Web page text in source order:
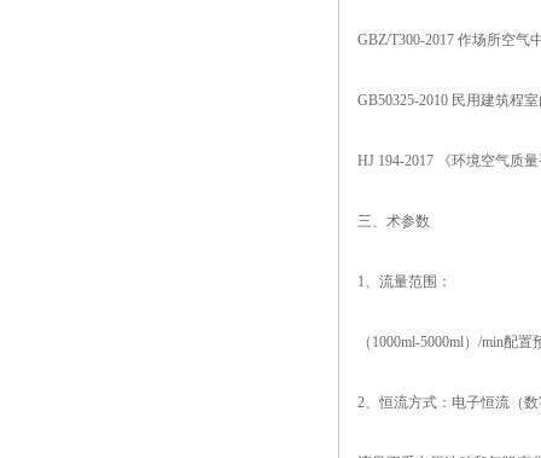
GBZ/T300-2017 作场所空气
GB50325-2010 民用建筑程
HJ 194-2017 《环境空气质
三、术参数
1、流量范围：
（ 1000ml-5000ml）/min配
2、恒流方式：电子恒流（